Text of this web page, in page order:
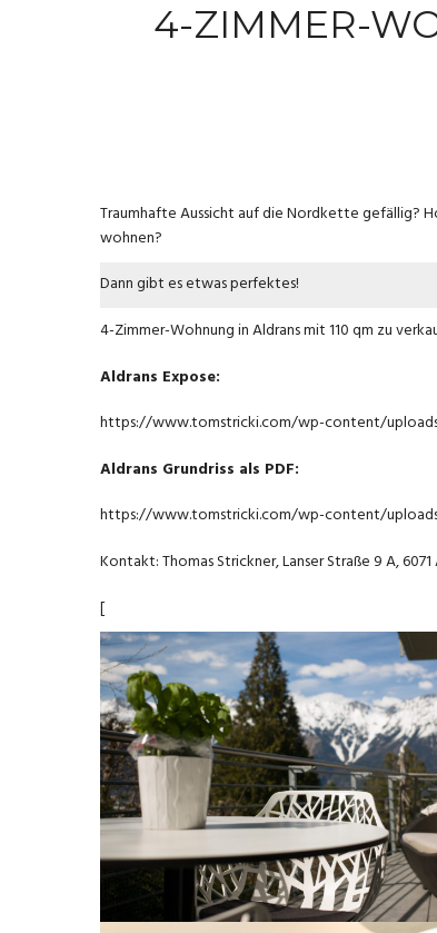
4-ZIMMER-
Traumhafte Aussicht auf die Nordkette gefällig?
wohnen?
Dann gibt es etwas perfektes!
4-Zimmer-Wohnung in Aldrans mit 110 qm zu
Aldrans Expose:
https://www.tomstricki.com/wp-content/
Aldrans Grundriss als PDF:
https://www.tomstricki.com/wp-content/
Kontakt: Thomas Strickner, Lanser Straße 9 A,
[